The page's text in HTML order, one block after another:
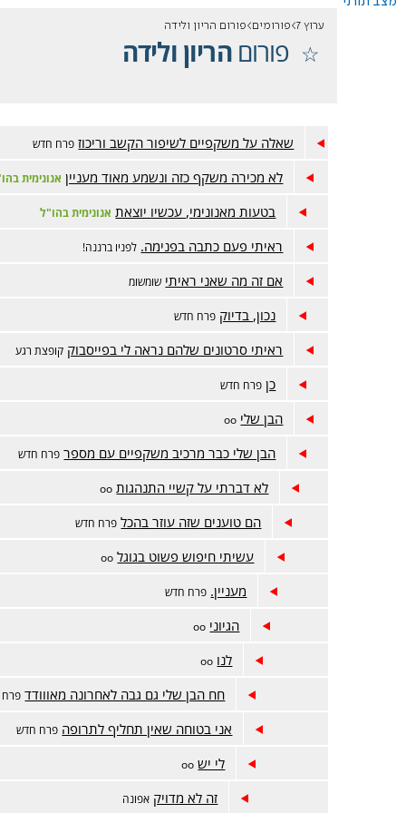
ערוץ 7 פורומים פורום הריון ולידה
פורוםהריון ולידה
שאלה על משקפיים לשיפור הקשב וריכוז פרח חדש
לא מכירה משקף כזה ונשמע מאוד מעניין אנונימית
בטעות מאנונימי, עכשיו יוצאת אנונימית בהו"ל
ראיתי פעם כתבה בפנימה. לפניו ברננה!
אם זה מה שאני ראיתי שומשומ
נכון, בדיוק פרח חדש
ראיתי סרטונים שלהם נראה לי בפייסבוק קופצת רגע
כן פרח חדש
הבן שלי oo
הבן שלי כבר מרכיב משקפיים עם מספר פרח חדש
לא דברתי על קשיי התנהגות oo
הם טוענים שזה עוזר בהכל פרח חדש
עשיתי חיפוש פשוט בגוגל oo
מעניין. פרח חדש
הגיוני oo
לנו oo
חח הבן שלי גם גבה לאחרונה מאווודד
אני בטוחה שאין תחליף לתרופה פרח חדש
לי יש oo
זה לא מדויק אפונה